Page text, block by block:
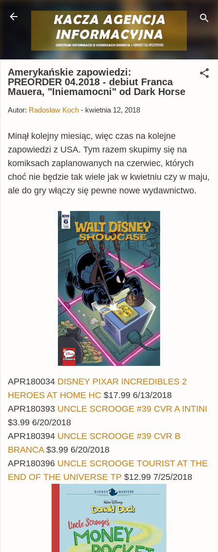
Przejdź do głównej zawartości
Amerykańskie zapowiedzi:
PREORDER 04.2018 - debiut Franca
Mauera, "Iniemamocni" od Dark Horse
Autor: Radosław Koch - kwietnia 12, 2018
Minął kolejny miesiąc, więc czas na kolejne
zapowiedzi z USA. Tym razem skupimy się na
komiksach zaplanowanych na czerwiec, których
choć nie będzie tak wiele jak w kwietniu czy w maju,
ale do gry włączy się pewne nowe wydawnictwo.
APR180034 DISNEY PIXAR INCREDIBLES 2
HEROES AT HOME HC $17.99 6/13/2018
APR180393 UNCLE SCROOGE #39 CVR A INTINI
$3.99 6/20/2018
APR180394 UNCLE SCROOGE #39 CVR B
BRANCA$3.99 6/20/2018
APR180396 UNCLE SCROOGE TOURIST AT THE
END OF THE UNIVERSE TP $12.99 7/25/2018